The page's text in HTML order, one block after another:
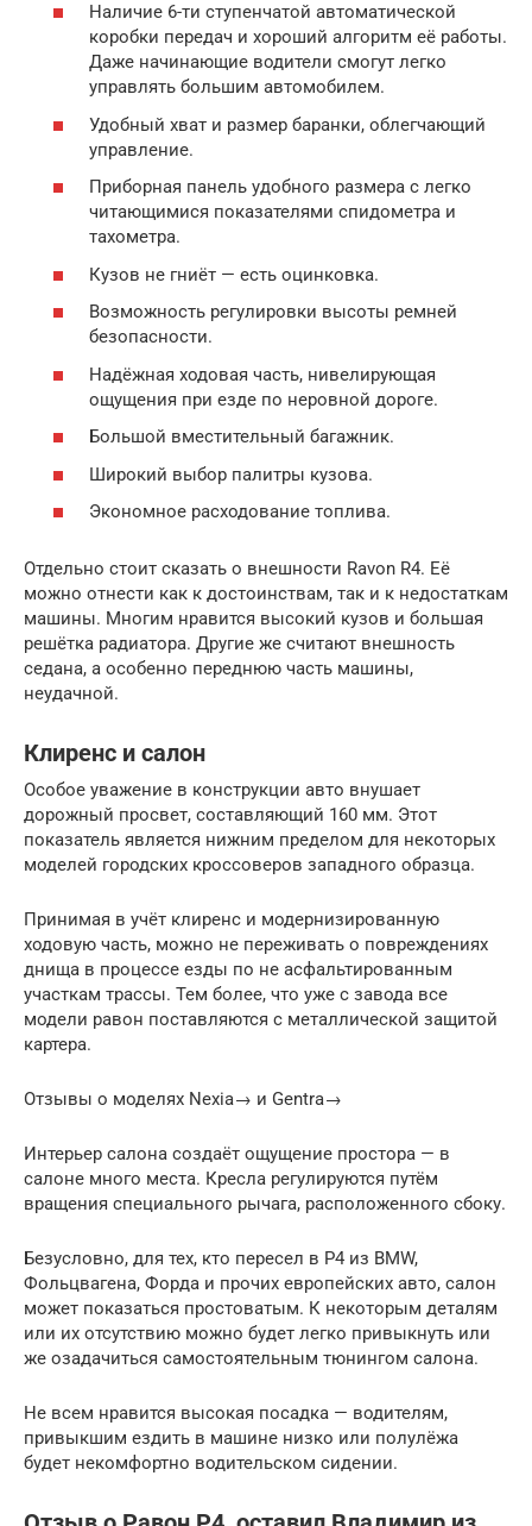
Наличие 6-ти ступенчатой автоматической
коробки передач и хороший алгоритм её работы.
Даже начинающие водители смогут легко
управлять большим автомобилем.
Удобный хват и размер баранки, облегчающий
управление.
Приборная панель удобного размера с легко
читающимися показателями спидометра и
тахометра.
Кузов не гниёт — есть оцинковка.
Возможность регулировки высоты ремней
безопасности.
Надёжная ходовая часть, нивелирующая
ощущения при езде по неровной дороге.
Большой вместительный багажник.
Широкий выбор палитры кузова.
Экономное расходование топлива.
Отдельно стоит сказать о внешности Ravon R4. Её
можно отнести как к достоинствам, так и к недостаткам
машины. Многим нравится высокий кузов и большая
решётка радиатора. Другие же считают внешность
седана, а особенно переднюю часть машины,
неудачной.
Клиренс и салон
Особое уважение в конструкции авто внушает
дорожный просвет, составляющий 160 мм. Этот
показатель является нижним пределом для некоторых
моделей городских кроссоверов западного образца.
Принимая в учёт клиренс и модернизированную
ходовую часть, можно не переживать о повреждениях
днища в процессе езды по не асфальтированным
участкам трассы. Тем более, что уже с завода все
модели равон поставляются с металлической защитой
картера.
Отзывы о моделях Nexia→ и Gentra→
Интерьер салона создаёт ощущение простора — в
салоне много места. Кресла регулируются путём
вращения специального рычага, расположенного сбоку.
Безусловно, для тех, кто пересел в Р4 из BMW,
Фольцвагена, Форда и прочих европейских авто, салон
может показаться простоватым. К некоторым деталям
или их отсутствию можно будет легко привыкнуть или
же озадачиться самостоятельным тюнингом салона.
Не всем нравится высокая посадка — водителям,
привыкшим ездить в машине низко или полулёжа
будет некомфортно водительском сидении.